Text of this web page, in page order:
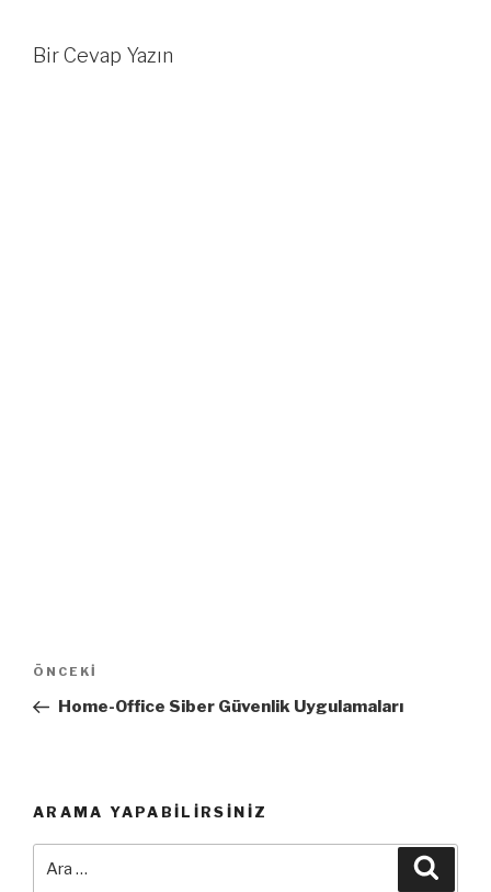
Bir Cevap Yazın
Yazı
Önceki
Yazı
ÖNCEKI
Home-Office Siber Güvenlik Uygulamaları
ARAMA YAPABILIRSINIZ